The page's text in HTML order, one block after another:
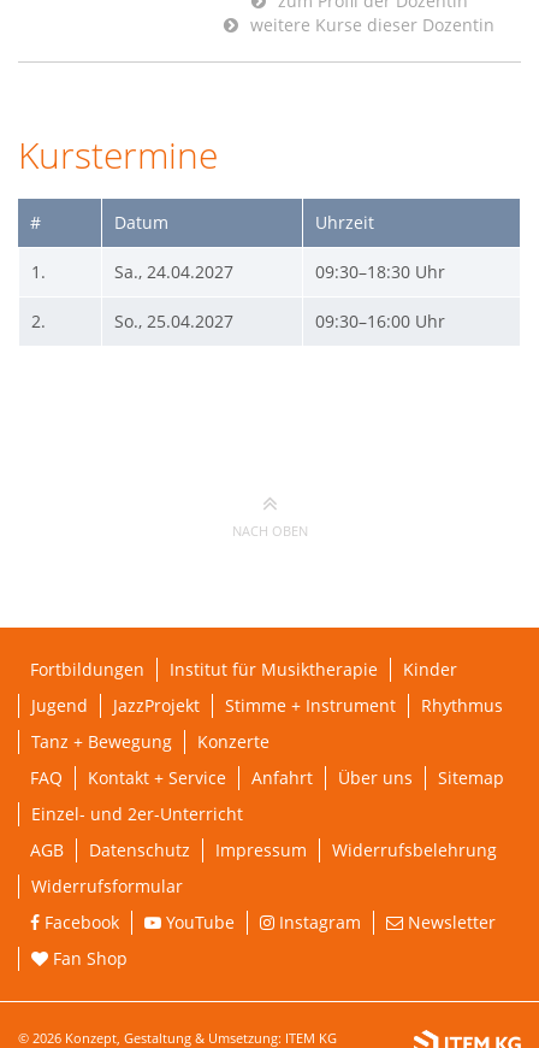
weitere Kurse dieser Dozentin
Kurstermine
# Datum Uhrzeit
1. Sa., 24.04.2027 09:30–18:30 Uhr
2. So., 25.04.2027 09:30–16:00 Uhr
NACH OBEN
Fortbildungen Institut für Musiktherapie
Kinder
Jugend
JazzProjekt Stimme + Instrument
Rhythmus
Tanz + Bewegung
Konzerte
FAQ
Kontakt + Service Anfahrt Über uns
Sitemap
Einzel- und 2er-Unterricht
AGB
Datenschutz Impressum
Widerrufsbelehrung
Widerrufsformular
Facebook
YouTube Instagram
Newsletter
Fan Shop
© 2026 Konzept, Gestaltung & Umsetzung: ITEM KG